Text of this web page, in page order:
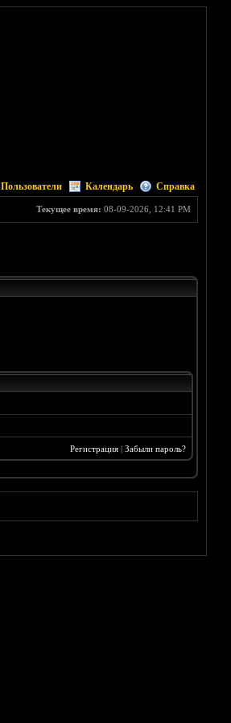
Пользователи Календарь Справка
Текущее время: 08-09-2026, 12:41 PM
Регистрация| Забыли пароль?